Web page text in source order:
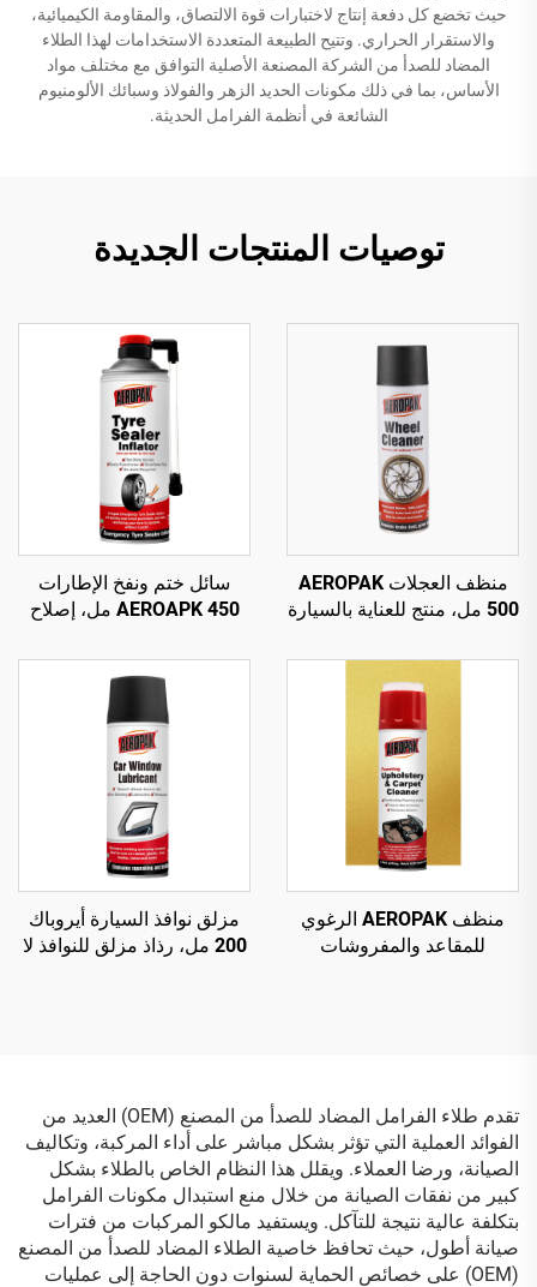
حيث تخضع كل دفعة إنتاج لاختبارات قوة الالتصاق، والمقاومة الكيميائية،
والاستقرار الحراري. وتتيح الطبيعة المتعددة الاستخدامات لهذا الطلاء
المضاد للصدأ من الشركة المصنعة الأصلية التوافق مع مختلف مواد
الأساس، بما في ذلك مكونات الحديد الزهر والفولاذ وسبائك الألومنيوم
الشائعة في أنظمة الفرامل الحديثة.
توصيات المنتجات الجديدة
منظف العجلات AEROPAK
500 مل، منتج للعناية بالسيارة
السيارة
سائل ختم ونفخ الإطارات
AEROAPK 450 مل، إصلاح
أنبوب داخلي
منظف AEROPAK الرغوي
للمقاعد والمفروشات
مزلق نوافذ السيارة أيروباك
200 مل، رذاذ مزلق للنوافذ لا
تقدم طلاء الفرامل المضاد للصدأ من المصنع (OEM) العديد من
الفوائد العملية التي تؤثر بشكل مباشر على أداء المركبة، وتكاليف
الصيانة، ورضا العملاء. ويقلل هذا النظام الخاص بالطلاء بشكل
كبير من نفقات الصيانة من خلال منع استبدال مكونات الفرامل
بتكلفة عالية نتيجة للتآكل. ويستفيد مالكو المركبات من فترات
صيانة أطول، حيث تحافظ خاصية الطلاء المضاد للصدأ من المصنع
(OEM) على خصائص الحماية لسنوات دون الحاجة إلى عمليات